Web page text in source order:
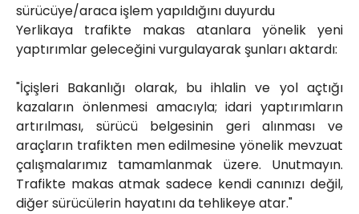
sürücüye/araca işlem yapıldığını duyurdu
Yerlikaya trafikte makas atanlara yönelik yeni
yaptırımlar geleceğini vurgulayarak şunları aktardı:
"İçişleri Bakanlığı olarak, bu ihlalin ve yol açtığı
kazaların önlenmesi amacıyla; idari yaptırımların
artırılması, sürücü belgesinin geri alınması ve
araçların trafikten men edilmesine yönelik mevzuat
çalışmalarımız tamamlanmak üzere. Unutmayın.
Trafikte makas atmak sadece kendi canınızı değil,
diğer sürücülerin hayatını da tehlikeye atar."